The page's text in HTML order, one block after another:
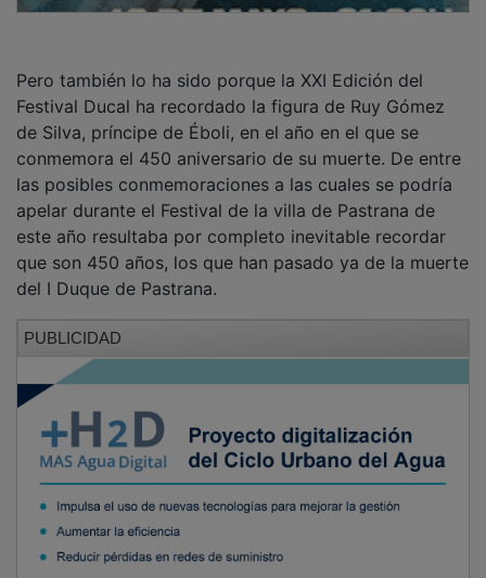
Festival Ducal ha recordado la figura de Ruy Gómez
de Silva, príncipe de Éboli, en el año en el que se
conmemora el 450 aniversario de su muerte. De entre
las posibles conmemoraciones a las cuales se podría
apelar durante el Festival de la villa de Pastrana de
este año resultaba por completo inevitable recordar
que son 450 años, los que han pasado ya de la muerte
del I Duque de Pastrana.